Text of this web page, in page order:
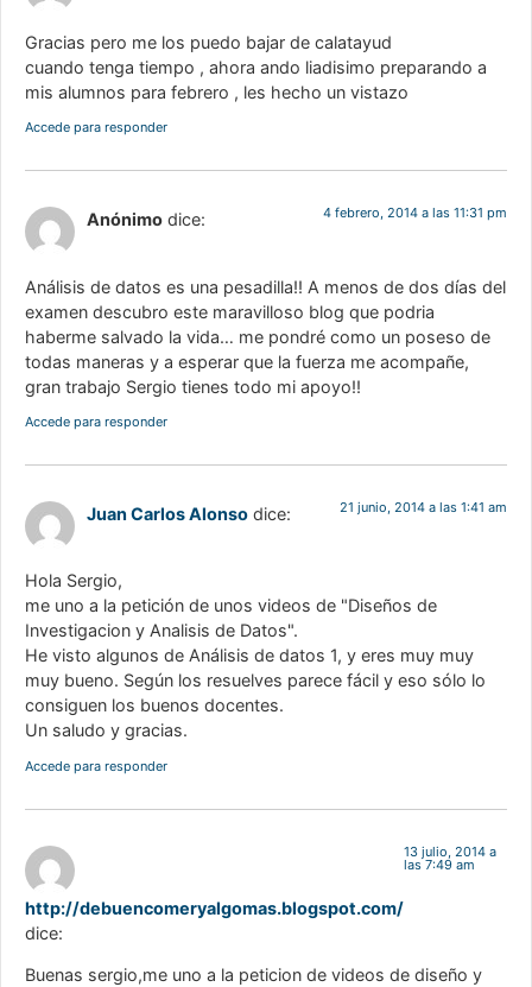
Gracias pero me los puedo bajar de calatayud
cuando tenga tiempo , ahora ando liadisimo preparando a
mis alumnos para febrero , les hecho un vistazo
Accede para responder
Anónimo dice: 4 febrero, 2014 a las 11:31 pm
Análisis de datos es una pesadilla!! A menos de dos días del
examen descubro este maravilloso blog que podria
haberme salvado la vida… me pondré como un poseso de
todas maneras y a esperar que la fuerza me acompañe,
gran trabajo Sergio tienes todo mi apoyo!!
Accede para responder
Juan Carlos Alonso dice: 21 junio, 2014 a las 1:41 am
Hola Sergio,
me uno a la petición de unos videos de "Diseños de
Investigacion y Analisis de Datos".
He visto algunos de Análisis de datos 1, y eres muy muy
muy bueno. Según los resuelves parece fácil y eso sólo lo
consiguen los buenos docentes.
Un saludo y gracias.
Accede para responder
http://debuencomeryalgomas.blogspot.com/
dice:
13 julio, 2014 a
las 7:49 am
Buenas sergio,me uno a la peticion de videos de diseño y